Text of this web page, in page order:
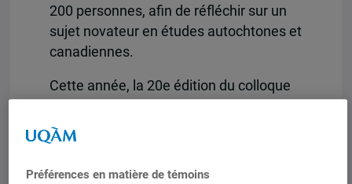
200 personnes, afin de réfléchir sur un
sujet novateur en études autochtones et
canadiennes.
Cette année, la 20e édition du colloque
l’autochtonisation et la décolonisation
des institutions et la relation entre ces
deux notions avec, comme questions
Préférences en matière de témoins